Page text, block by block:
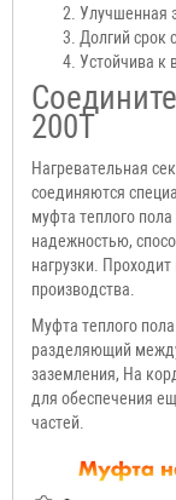
Улучшенная
Долгий срок
Устойчива к
200T
Нагревательная
соединяются
муфта теплого
надежностью,
нагрузки.
производства.
Муфта теплого
разделяющий
заземления, На
для обеспечения
частей.